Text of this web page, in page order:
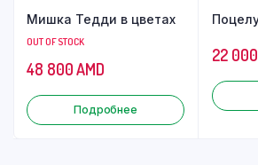
Мишка Тедди в цветах
OUT OF STOCK
48 800AMD
Подробнее
22 000